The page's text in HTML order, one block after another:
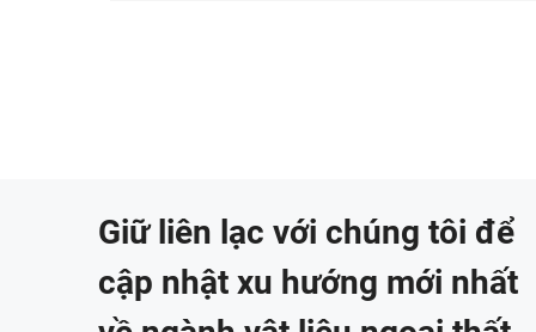
Giữ liên lạc với chúng tôi để
cập nhật xu hướng mới nhất